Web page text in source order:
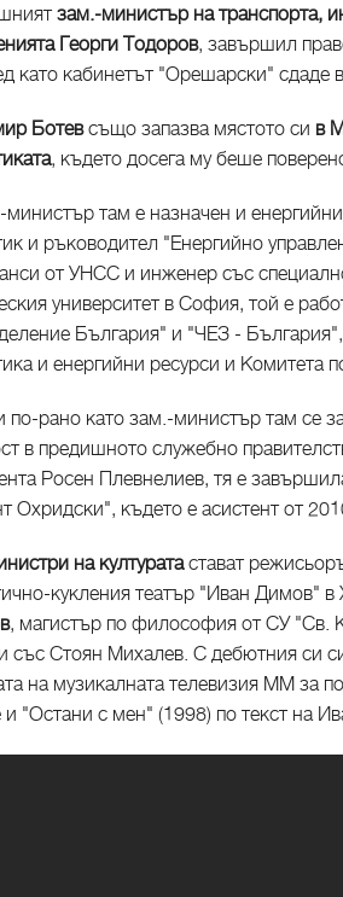
зам.-министър на транспорта,
Георги Тодоров, завършил
като кабинетът "Орешарски" сдаде
Ботевсъщо запазва мястото си в
, където досега му беше
там е назначен и
и ръководител "Енергийно
от УНСС и инженер със
университет в София, той е
България" и "ЧЕЗ -
и енергийни ресурси и Комитета
по-рано като зам.-министър там се
в предишното служебно
Росен Плевнелиев, тя е
Охридски", където е асистент от
на културатастават
кукления театър "Иван Димов" в
, магистър по философия от СУ "Св.
със Стоян Михалев. С дебютния си
на музикалната телевизия ММ за
и "Остани с мен" (1998) по текст на